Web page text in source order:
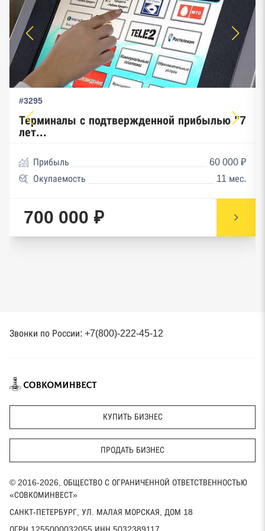
#3295
Терминалы с подтвержденной прибылью "7
лет...
Прибыль
60 000 ₽
Окупаемость
11 мес.
700 000 ₽
Звонки по России: +7(800)-222-45-12
КУПИТЬ БИЗНЕС
ПРОДАТЬ БИЗНЕС
© 2016-2026, ОБЩЕСТВО С ОГРАНИЧЕННОЙ ОТВЕТСТВЕННОСТЬЮ
«СОВКОМИНВЕСТ»
САНКТ-ПЕТЕРБУРГ, УЛ. МАЛАЯ МОРСКАЯ, ДОМ 18